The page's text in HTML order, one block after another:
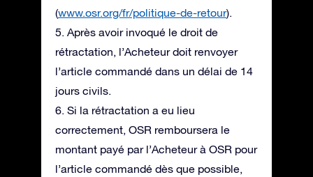
(www.osr.org/fr/politique-de-retour).
5. Après avoir invoqué le droit de
rétractation, l’Acheteur doit renvoyer
l’article commandé dans un délai de 14
jours civils.
6. Si la rétractation a eu lieu
correctement, OSR remboursera le
montant payé par l’Acheteur à OSR pour
l’article commandé dès que possible,